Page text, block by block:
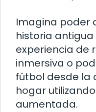
Imagina poder
historia
experiencia de
inmersiva o
fútbol desde la
hogar
aumentada.